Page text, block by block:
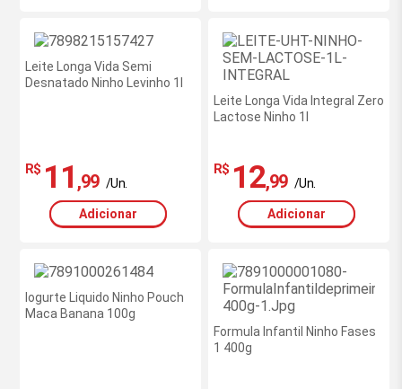
Leite Longa Vida Semi
Desnatado Ninho Levinho 1l
R$ 11 ,99 /Un.
Adicionar
Leite Longa Vida Integral Zero
Lactose Ninho 1l
R$ 12,99 /Un.
Adicionar
Iogurte Liquido Ninho Pouch
Maca Banana 100g
Formula Infantil Ninho Fases
1 400g